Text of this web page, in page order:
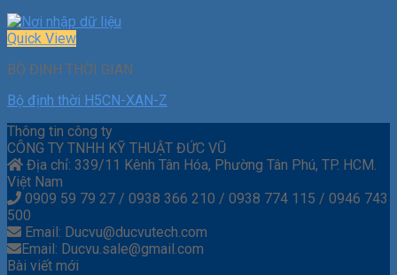
Quick View
BỘ ĐỊNH THỜI GIAN
Bộ định thời H5CN-XAN-Z
Thông tin công ty
CÔNG TY TNHH KỸ THUẬT ĐỨC VŨ
Địa chỉ: 339/11 Kênh Tân Hóa, Phường Tân Phú, TP. HCM.
Việt Nam
0909 59 79 27 / 0938 366 210 / 0938 774 115 / 0946 743
500
Email: Ducvu@ducvutech.com
Email: Ducvu.sale@gmail.com
Bài viết mới